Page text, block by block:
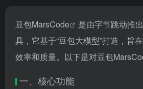
豆包MarsCode
是由字节跳动推
具，它基于“豆包大模型”打造，旨
效率和质量。以下是对豆包
一、核心功能